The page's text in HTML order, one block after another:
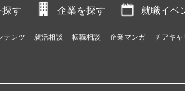
探す 企業を探す 就職イベ
テンツ 就活相談 転職相談 企業マンガ チアキャ